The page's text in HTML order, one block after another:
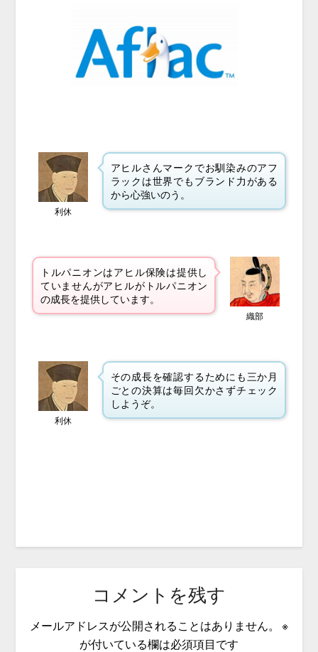
利休
アヒルさんマークでお馴染みのアフ
ラックは世界でもブランド力がある
から心強いのう。
トルパニオンはアヒル保険は提供し
ていませんがアヒルがトルパニオン
の成長を提供しています。
織部
利休
その成長を確認するためにも三か月
ごとの決算は毎回欠かさずチェック
しようぞ。
コメントを残す
メールアドレスが公開されることはありません。
※
が付いている欄は必須項目です